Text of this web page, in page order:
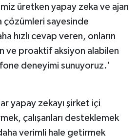
üretken yapay zeka ve ajan
çözümleri sayesinde
hızlı cevap veren, onların
ve proaktif aksiyon alabilen
deneyimi sunuyoruz.'
yapay zekayı şirket içi
çalışanları desteklemek
verimli hale getirmek